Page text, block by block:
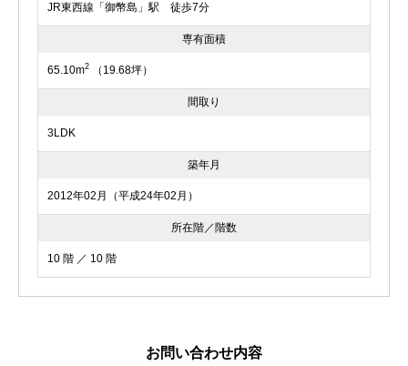
JR東西線「御幣島」駅 徒歩7分
専有面積
65.10m2 （19.68坪）
間取り
3LDK
築年月
2012年02月（平成24年02月）
所在階／階数
10 階 ／ 10 階
お問い合わせ内容